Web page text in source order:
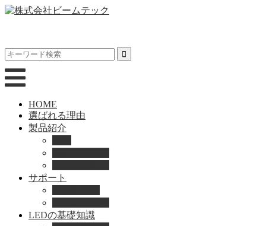
HOME
選ばれる理由
製品紹介
サポート
LEDの基礎知識